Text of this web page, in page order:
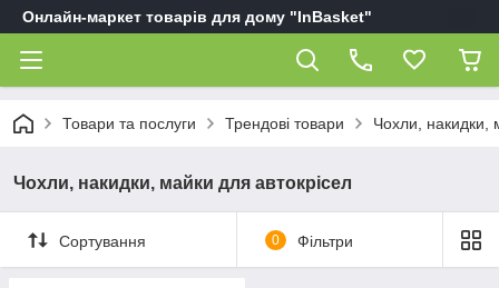
Онлайн-маркет товарів для дому "InBasket"
Товари та послуги Трендові товари Чохли, накидки,
Чохли, накидки, майки для автокрісел
Сортування 0 Фільтри